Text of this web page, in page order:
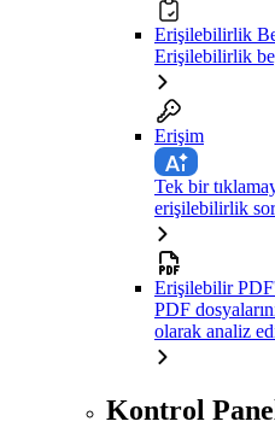
Erişilebilirlik
Erişilebilirlik
Erişim
Tek bir
erişilebilirlik
Erişilebilir
PDF
olarak analiz
Kontrol